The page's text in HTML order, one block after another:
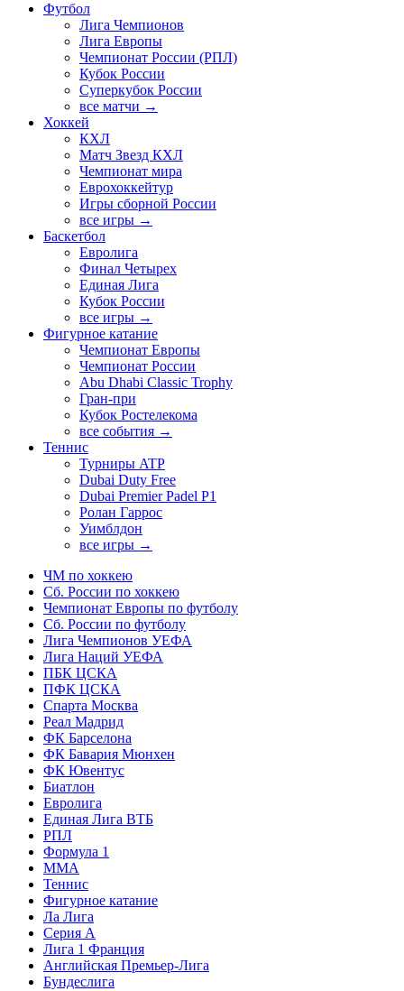
Футбол
Лига Чемпионов
Лига Европы
Чемпионат России (РПЛ)
Кубок России
Суперкубок России
все матчи →
Хоккей
КХЛ
Матч Звезд КХЛ
Чемпионат мира
Еврохоккейтур
Игры сборной России
все игры →
Баскетбол
Евролига
Финал Четырех
Единая Лига
Кубок России
все игры →
Фигурное катание
Чемпионат Европы
Чемпионат России
Abu Dhabi Classic Trophy
Гран-при
Кубок Ростелекома
все события →
Теннис
Турниры ATP
Dubai Duty Free
Dubai Premier Padel P1
Ролан Гаррос
Уимблдон
все игры →
ЧМ по хоккею
Сб. России по хоккею
Чемпионат Европы по футболу
Сб. России по футболу
Лига Чемпионов УЕФА
Лига Наций УЕФА
ПБК ЦСКА
ПФК ЦСКА
Спарта Москва
Реал Мадрид
ФК Барселона
ФК Бавария Мюнхен
ФК Ювентус
Биатлон
Евролига
Единая Лига ВТБ
РПЛ
Формула 1
MMA
Теннис
Фигурное катание
Ла Лига
Серия А
Лига 1 Франция
Английская Премьер-Лига
Бундеслига